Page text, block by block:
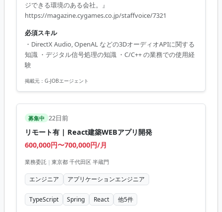
ジできる環境のある会社。』
https://magazine.cygames.co.jp/staffvoice/7321
必須スキル
・DirectX Audio, OpenAL などの3DオーディオAPIに関する
知識 ・デジタル信号処理の知識 ・C/C++ の業務での使用経
験
掲載元： G-JOBエージェント
募集中 22日前
リモート有 | React建築WEBアプリ開発
600,000円〜700,000円/月
業務委託 | 東京都 千代田区 半蔵門
エンジニア アプリケーションエンジニア
TypeScript Spring React 他5件